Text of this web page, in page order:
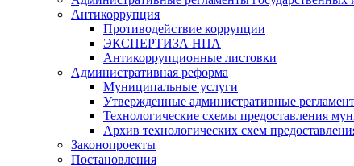
Антикоррупция
Противодействие коррупции
ЭКСПЕРТИЗА НПА
Антикоррупционные листовки
Административная реформа
Муниципальные услуги
Утвержденные административные
Технологические схемы предоставления
Архив технологических схем
Законопроекты
Постановления